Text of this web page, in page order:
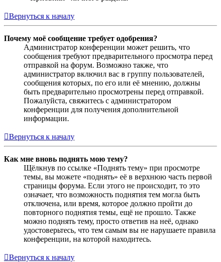
Вернуться к началу
Почему моё сообщение требует одобрения?
Администратор конференции может решить, что
сообщения требуют предварительного просмотра перед
отправкой на форум. Возможно также, что
администратор включил вас в группу пользователей,
сообщения которых, по его или её мнению, должны
быть предварительно просмотрены перед отправкой.
Пожалуйста, свяжитесь с администратором
конференции для получения дополнительной
информации.
Вернуться к началу
Как мне вновь поднять мою тему?
Щёлкнув по ссылке «Поднять тему» при просмотре
темы, вы можете «поднять» её в верхнюю часть первой
страницы форума. Если этого не происходит, то это
означает, что возможность поднятия тем могла быть
отключена, или время, которое должно пройти до
повторного поднятия темы, ещё не прошло. Также
можно поднять тему, просто ответив на неё, однако
удостоверьтесь, что тем самым вы не нарушаете правила
конференции, на которой находитесь.
Вернуться к началу